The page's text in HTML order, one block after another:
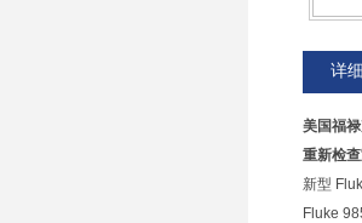
详
美国福
重新检查
新型
Fluke